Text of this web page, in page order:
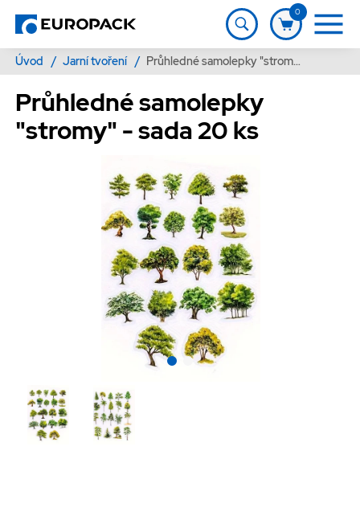
0
Úvod / Jarní tvoření / Průhledné samolepky "stromy" - sada 20 ks
Průhledné samolepky
"stromy" - sada 20 ks